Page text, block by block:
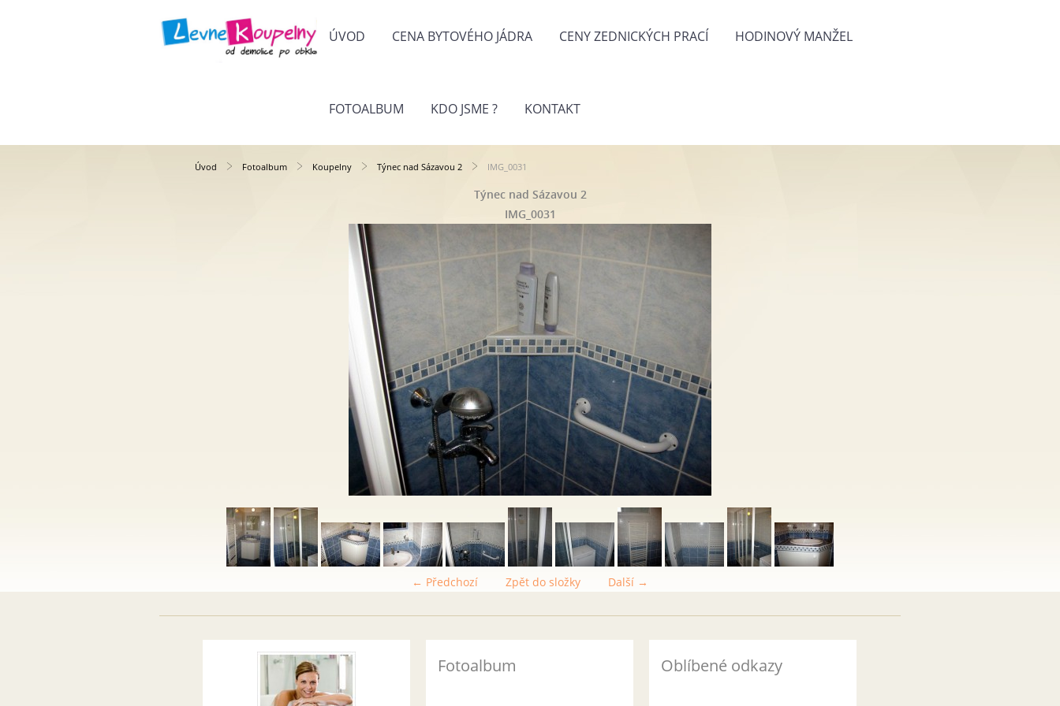
ÚVOD CENA BYTOVÉHO JÁDRA CENY ZEDNICKÝCH PRACÍ HODINOVÝ MANŽEL
FOTOALBUM KDO JSME ? KONTAKT
Úvod Fotoalbum Koupelny Týnec nad Sázavou 2 IMG_0031
Týnec nad Sázavou 2
IMG_0031
← Předchozí Další →
Zpět do složky
Fotoalbum Oblíbené odkazy